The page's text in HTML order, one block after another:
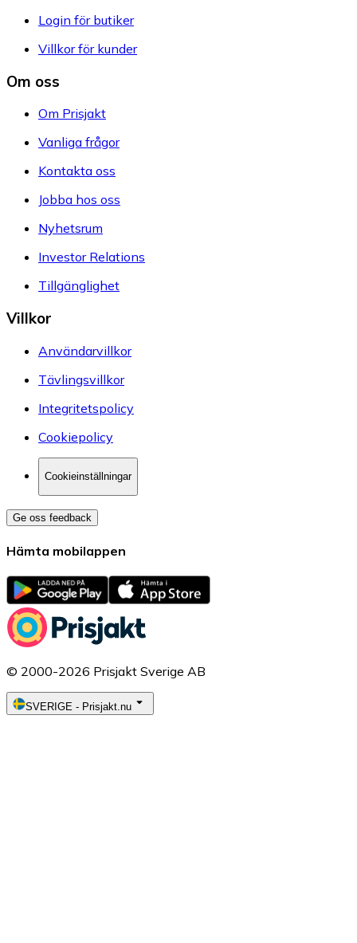
Login för butiker
Villkor för kunder
Om oss
Om Prisjakt
Vanliga frågor
Kontakta oss
Jobba hos oss
Nyhetsrum
Investor Relations
Tillgänglighet
Villkor
Användarvillkor
Tävlingsvillkor
Integritetspolicy
Cookiepolicy
Cookieinställningar
Ge oss feedback
Hämta mobilappen
© 2000-2026 Prisjakt Sverige AB
SVERIGE - Prisjakt.nu